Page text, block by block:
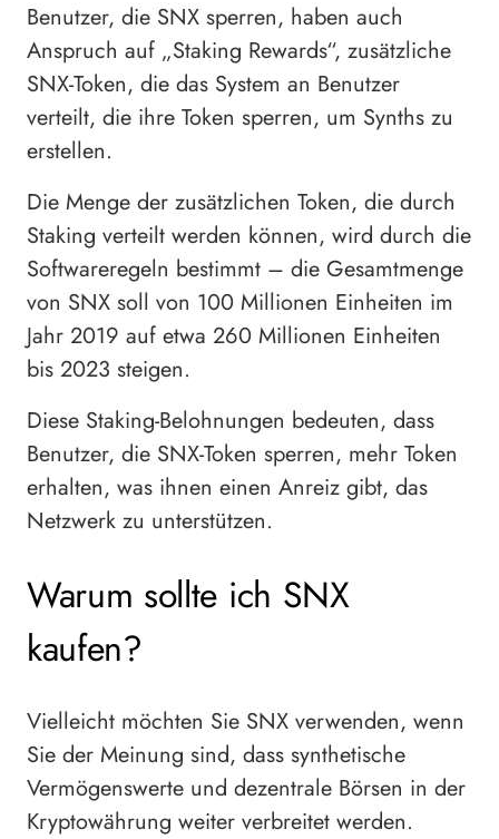
Benutzer, die SNX sperren, haben auch
Anspruch auf „Staking Rewards“, zusätzliche
SNX-Token, die das System an Benutzer
verteilt, die ihre Token sperren, um Synths zu
erstellen.
Die Menge der zusätzlichen Token, die durch
Staking verteilt werden können, wird durch die
Softwareregeln bestimmt – die Gesamtmenge
von SNX soll von 100 Millionen Einheiten im
Jahr 2019 auf etwa 260 Millionen Einheiten
bis 2023 steigen.
Diese Staking-Belohnungen bedeuten, dass
Benutzer, die SNX-Token sperren, mehr Token
erhalten, was ihnen einen Anreiz gibt, das
Netzwerk zu unterstützen.
Warum sollte ich SNX
kaufen?
Vielleicht möchten Sie SNX verwenden, wenn
Sie der Meinung sind, dass synthetische
Vermögenswerte und dezentrale Börsen in der
Kryptowährung weiter verbreitet werden.